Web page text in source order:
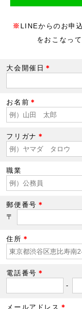
※ LINEからのお申
をおこなっ
大会開催日 ＊
お名前 ＊
フリガナ ＊
職業
郵便番号 ＊
〒
住所 ＊
電話番号 ＊
-
メールアドレス ＊